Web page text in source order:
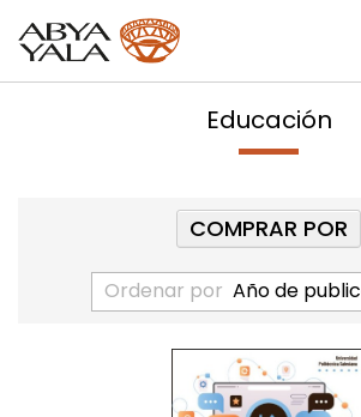
Educación
Ordenar por
COMPRAR POR